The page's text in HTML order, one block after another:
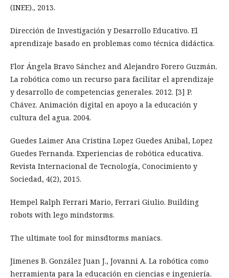
(INEE)., 2013.
Dirección de Investigación y Desarrollo Educativo. El
aprendizaje basado en problemas como técnica didáctica.
Flor Ángela Bravo Sánchez and Alejandro Forero Guzmán.
La robótica como un recurso para facilitar el aprendizaje
y desarrollo de competencias generales. 2012. [3] P.
Chávez. Animación digital en apoyo a la educación y
cultura del agua. 2004.
Guedes Laimer Ana Cristina Lopez Guedes Anibal, Lopez
Guedes Fernanda. Experiencias de robótica educativa.
Revista Internacional de Tecnología, Conocimiento y
Sociedad, 4(2), 2015.
Hempel Ralph Ferrari Mario, Ferrari Giulio. Building
robots with lego mindstorms.
The ultimate tool for minsdtorms maniacs.
Jimenes B. González Juan J., Jovanni A. La robótica como
herramienta para la educación en ciencias e ingeniería.